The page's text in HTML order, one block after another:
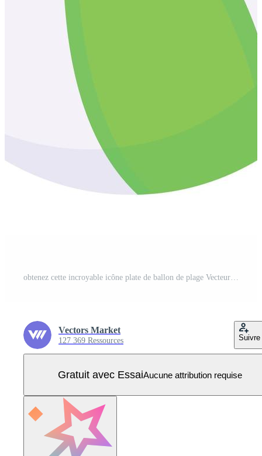
obtenez cette incroyable icône plate de ballon de plage Vecteur Pro
Vectors Market
127 369 Ressources Suivre
Gratuit avec EssaiAucune attribution requise